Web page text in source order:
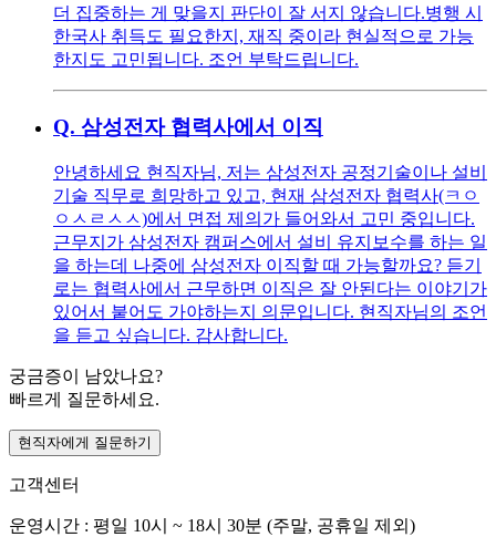
더 집중하는 게 맞을지 판단이 잘 서지 않습니다.병행 시
한국사 취득도 필요한지, 재직 중이라 현실적으로 가능
한지도 고민됩니다. 조언 부탁드립니다.
Q. 삼성전자 협력사에서 이직
안녕하세요 현직자님, 저는 삼성전자 공정기술이나 설비
기술 직무로 희망하고 있고, 현재 삼성전자 협력사(ㅋㅇ
ㅇㅅㄹㅅㅅ)에서 면접 제의가 들어와서 고민 중입니다.
근무지가 삼성전자 캠퍼스에서 설비 유지보수를 하는 일
을 하는데 나중에 삼성전자 이직할 때 가능할까요? 듣기
로는 협력사에서 근무하면 이직은 잘 안된다는 이야기가
있어서 붙어도 가야하는지 의문입니다. 현직자님의 조언
을 듣고 싶습니다. 감사합니다.
궁금증이 남았나요?
빠르게 질문하세요.
현직자에게 질문하기
고객센터
운영시간 : 평일 10시 ~ 18시 30분 (주말, 공휴일 제외)